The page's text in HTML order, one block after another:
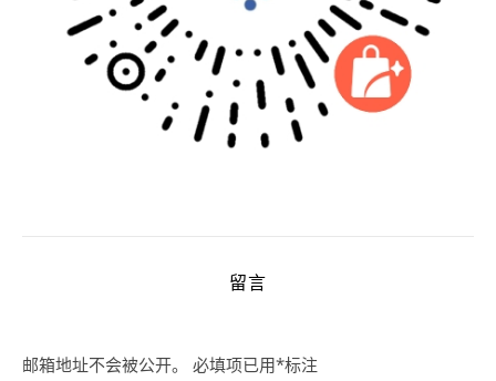
留言
邮箱地址不会被公开。 必填项已用*标注